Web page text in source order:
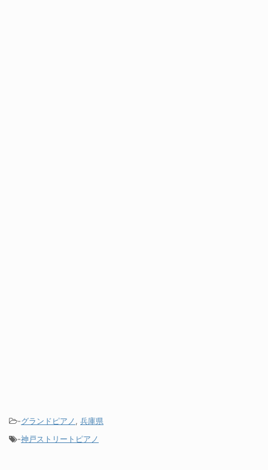
-グランドピアノ, 兵庫県
-神戸ストリートピアノ